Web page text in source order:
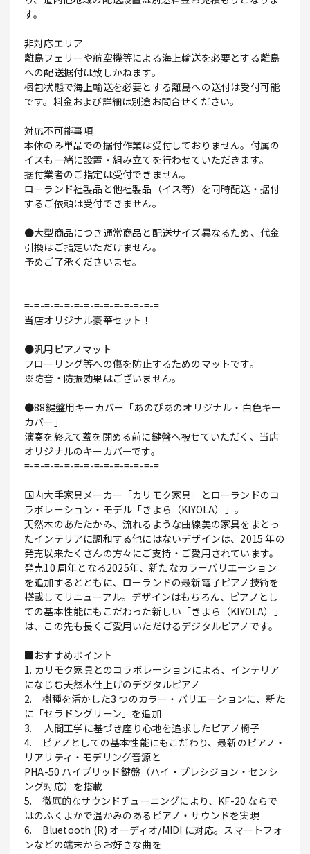
す。
非対応エリア
離島フェリーや航空機等による海上輸送を必要とする離島
への配送据付は致しかねます。
梱包状態で海上輸送を必要とする離島への送付は受付可能
です。料金および詳細は別途お問合せください。
対応不可能事項
本体のみ単品での据付作業は受付しておりません。付属の
イスも一緒に設置・組み立てを行わせていただきます。
据付業者のご指定は受付できません。
ローランド社製品と他社製品（イス等）を同時配送・据付
するご依頼は受付できません。
●大型商品につき通常商品と配送サイズ異なるため、代金
引換はご指定いただけません。
予めご了承くださいませ。
=-=-=-=-=-=-=-=-=-=-=-=-=-=
当店オリジナル豪華セット！
●汎用ピアノマット
フローリング等への傷を防止するためのマットです。
※防音・防振効果はございません。
●88鍵盤用キーカバー「あのぴあのオリジナル・白色キー
カバー」
演奏を終えて蓋を閉める前に鍵盤へ被せていただく、当店
オリジナルのキーカバーです。
=-=-=-=-=-=-=-=-=-=-=-=-=-=
国内大手家具メーカー「カリモク家具」とローランドのコ
ラボレーション・モデル「きよら（KIYOLA）」。
天然木のあたたかみ、流れるような曲線美の家具をまとっ
たインテリアに調和する他にはないデザインは、2015 年の
発売以来たくさんの方々にご支持・ご愛用されています。
発売10 周年となる2025年、新たなカラーバリエーション
を追加するとともに、ローランドの最新電子ピアノ技術を
搭載してリニューアル。デザインはもちろん、ピアノとし
ての基本性能にもこだわった新しい「きよら（KIYOLA）」
は、この先も長くご愛用いただけるデジタルピアノです。
■おすすめポイント
1. カリモク家具とのコラボレーションによる、インテリア
になじむ天然木仕上げのデジタルピアノ
2. 樹種を活かした3 つのカラー・バリエーションに、新た
に「セラドングリーン」を追加
3. 人間工学に基づき座り心地を追求したピアノ椅子
4. ピアノとしての基本性能にもこだわり、最新のピアノ・
リアリティ・モデリング音源と
PHA-50 ハイブリッド鍵盤（ハイ・プレシジョン・センシ
ング対応）を搭載
5. 徹底的なサウンドチューニングにより、KF-20 ならで
はのふくよかで温かみのあるピアノ・サウンドを実現
6. Bluetooth (R) オーディオ/MIDI に対応。スマートフォ
ンなどの端末からお好きな曲を